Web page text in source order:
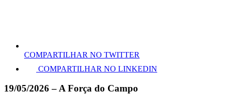
COMPARTILHAR NO TWITTER
COMPARTILHAR NO LINKEDIN
19/05/2026 – A Força do Campo